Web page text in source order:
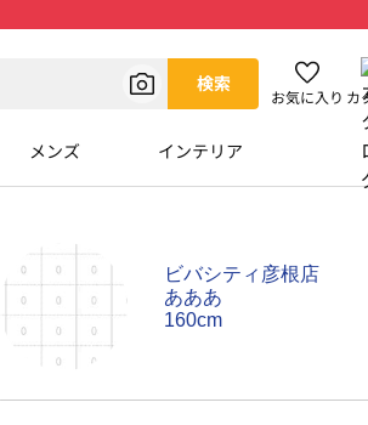
検索
お気に入り カ
メンズ インテリア
ビバシティ彦根店
あああ
160cm